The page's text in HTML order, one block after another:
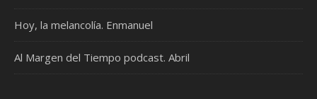
Hoy, la melancolía. Enmanuel
Al Margen del Tiempo podcast. Abril